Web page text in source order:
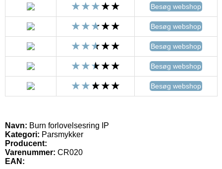
Besøg webshop
Besøg webshop
Besøg webshop
Besøg webshop
Besøg webshop
Navn: Burn forlovelsesring IP
Kategori: Parsmykker
Producent:
Varenummer: CR020
EAN: